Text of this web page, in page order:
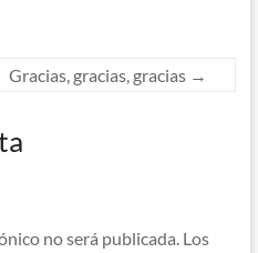
Gracias, gracias, gracias →
no será publicada. Los